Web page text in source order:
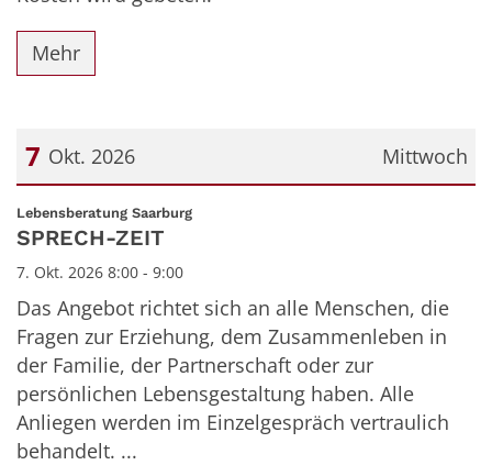
Mehr
Mittwoch
7 Okt. 2026
Datum: 7. Oktober 2026
Lebensberatung Saarburg:
SPRECH-ZEIT
7. Okt. 2026 8:00 - 9:00
Das Angebot richtet sich an alle Menschen, die
Fragen zur Erziehung, dem Zusammenleben in
der Familie, der Partnerschaft oder zur
persönlichen Lebensgestaltung haben. Alle
Anliegen werden im Einzelgespräch vertraulich
behandelt. ...